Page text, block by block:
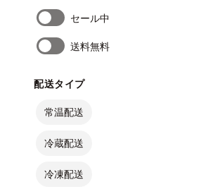
セール中
送料無料
配送タイプ
常温配送
冷蔵配送
冷凍配送